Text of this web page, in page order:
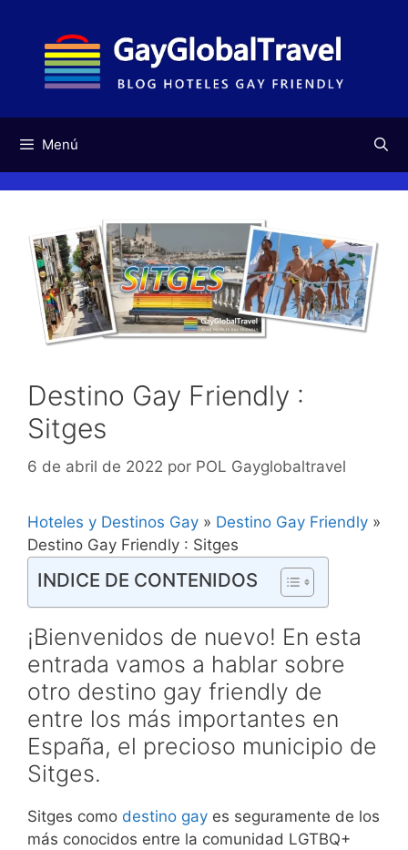
contenido
Menú
Destino Gay Friendly :
Sitges
6 de abril de 2022 por POL Gayglobaltravel
Hoteles y Destinos Gay » Destino Gay Friendly »
Destino Gay Friendly : Sitges
INDICE DE CONTENIDOS
¡Bienvenidos de nuevo! En esta
entrada vamos a hablar sobre
otro destino gay friendly de
entre los más importantes en
España, el precioso municipio de
Sitges.
Sitges como destino gay es seguramente de los
más conocidos entre la comunidad LGTBQ+